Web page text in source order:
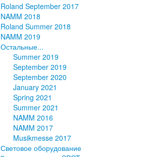
Roland September 2017
NAMM 2018
Roland Summer 2018
NAMM 2019
Остальные...
Summer 2019
September 2019
September 2020
January 2021
Spring 2021
Summer 2021
NAMM 2016
NAMM 2017
Musikmesse 2017
Световое оборудование